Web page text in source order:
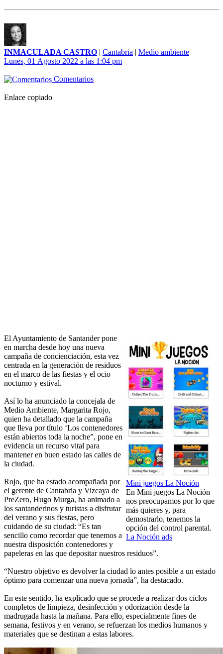
INMACULADA CASTRO | Cantabria | Medio ambiente
Lunes, 01 Agosto 2022 a las 1:04 pm
Comentarios
Enlace copiado
Mini juegos La Noción
En Mini juegos La Noción
nos preocupamos por lo que
más quieres y, para
demostrarlo, tenemos la
opción del control parental.
La Noción ads
El Ayuntamiento de Santander pone
en marcha desde hoy una nueva
campaña de concienciación, esta vez
centrada en la generación de residuos
en el marco de las fiestas y el ocio
nocturno y estival.
Así lo ha anunciado la concejala de
Medio Ambiente, Margarita Rojo,
quien ha detallado que la campaña
que lleva por título ‘Los contenedores
están abiertos toda la noche”, pone en
evidencia un recurso vital para
mantener en buen estado las calles de
la ciudad.
Rojo, que ha estado acompañada por
el gerente de Cantabria y Vizcaya de
PreZero, Hugo Murga, ha animado a
los santanderinos y turistas a disfrutar
del verano y sus fiestas, pero
cuidando de su ciudad: “Es tan
sencillo como recordar que tenemos a
nuestra disposición contenedores y
papeleras en las que depositar nuestros residuos”.
“Nuestro objetivo es devolver la ciudad lo antes posible a un estado
óptimo para comenzar una nueva jornada”, ha destacado.
En este sentido, ha explicado que se procede a realizar dos ciclos
completos de limpieza, desinfección y odorización desde la
madrugada hasta la mañana. Para ello, especialmente fines de
semana, festivos y en verano, se refuerzan los medios humanos y
materiales que se destinan a estas labores.